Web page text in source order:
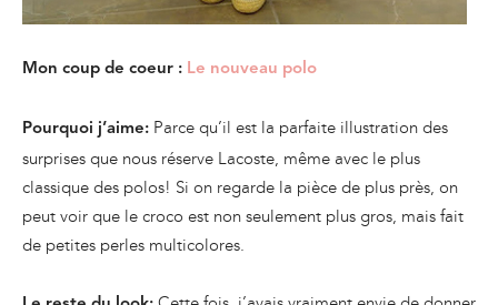
Mon coup de coeur : Le nouveau polo
Pourquoi j’aime: Parce qu’il est la parfaite illustration des
surprises que nous réserve Lacoste, même avec le plus
classique des polos! Si on regarde la pièce de plus près, on
peut voir que le croco est non seulement plus gros, mais fait
de petites perles multicolores.